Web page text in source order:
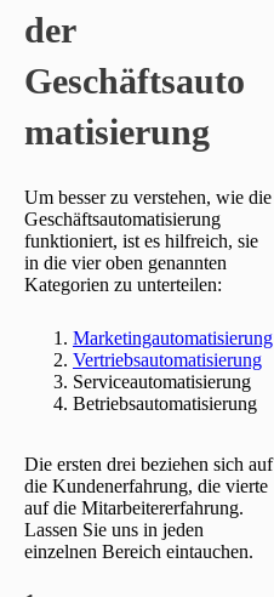
der
Geschäftsauto
matisierung
Um besser zu verstehen, wie die
Geschäftsautomatisierung
funktioniert, ist es hilfreich, sie
in die vier oben genannten
Kategorien zu unterteilen:
Marketingautomatisierung
Vertriebsautomatisierung
Serviceautomatisierung
Betriebsautomatisierung
Die ersten drei beziehen sich auf
die Kundenerfahrung, die vierte
auf die Mitarbeitererfahrung.
Lassen Sie uns in jeden
einzelnen Bereich eintauchen.